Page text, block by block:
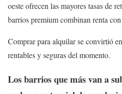
oeste ofrecen las mayores tasas de
barrios premium combinan renta
Comprar para alquilar se convirtió
rentables y seguras del momento.
Los barrios que más van a